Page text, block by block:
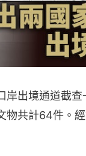
岸出境通道截查
物共計64件。